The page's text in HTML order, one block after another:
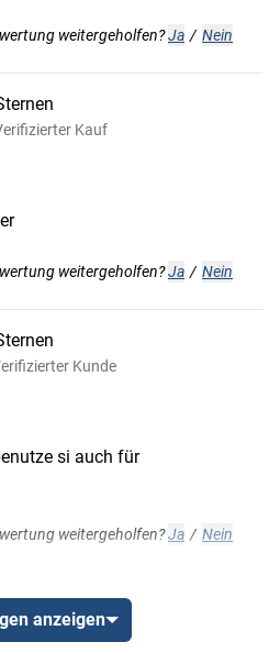
weitergeholfen?Ja / Nein
Kauf
weitergeholfen?Ja / Nein
Kunde
si auch für
weitergeholfen?Ja / Nein
anzeigen